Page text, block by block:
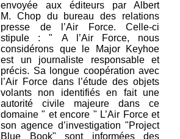
envoyée aux éditeurs par Albert
M. Chop du bureau des relations
presse de l’Air Force. Celle-ci
stipule : " A l’Air Force, nous
considérons que le Major Keyhoe
est un journaliste responsable et
précis. Sa longue coopération avec
l’Air Force dans l’étude des objets
volants non identifiés en fait une
autorité civile majeure dans ce
domaine " et encore " L’Air Force et
son agence d’investigation "Project
Blue Book" sont informées des